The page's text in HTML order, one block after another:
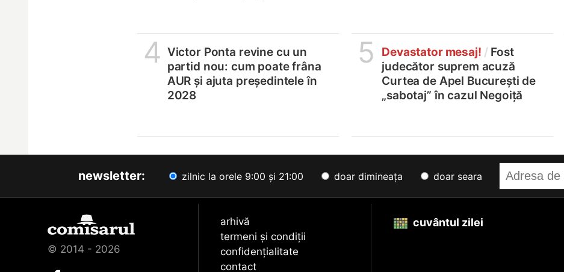
4 Victor Ponta revine cu un
partid nou: cum poate frâna
AUR și ajuta președintele în
2028
5 Devastator mesaj! / Fost
judecător suprem acuză
Curtea de Apel București de
„sabotaj” în cazul Negoiță
newsletter: zilnic la orele 9:00 și 21:00 doar dimineața doar seara
© 2014 - 2026
arhivă
termeni și condiții
confidențialitate
contact
cuvântul zilei